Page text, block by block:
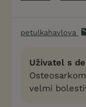
petulkahavlova
Uživatel s
velmi